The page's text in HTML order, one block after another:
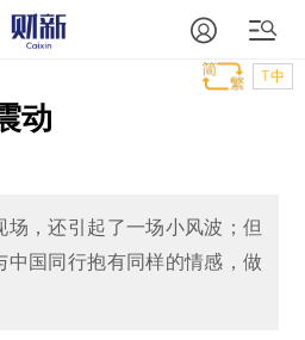
T中
动
场，还引起了一场小风波；但
国同行抱有同样的情感，做